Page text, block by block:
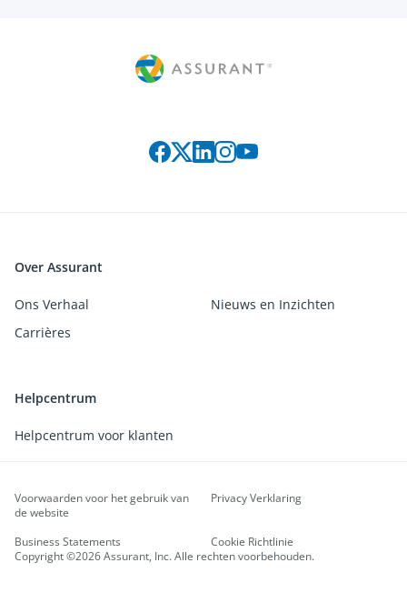
Over Assurant
Ons Verhaal
Nieuws en Inzichten
Carrières
Helpcentrum
Helpcentrum voor klanten
Copyright ©2026 Assurant, Inc. Alle rechten voorbehouden.
Voorwaarden voor het gebruik van
de website
Privacy Verklaring
Business Statements Cookie Richtlinie